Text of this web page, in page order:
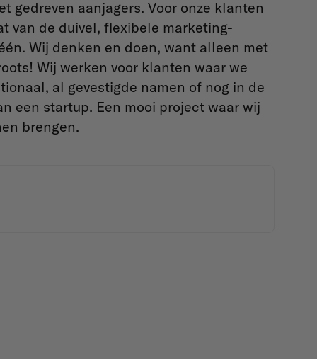
gedreven aanjagers. Voor onze klanten
van de duivel, flexibele marketing-
Wij denken en doen, want alleen met
Wij werken voor klanten waar we
al gevestigde namen of nog in de
een startup. Een mooi project waar wij
brengen.